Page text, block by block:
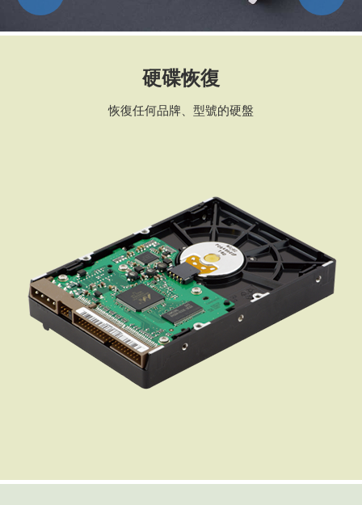
硬碟恢復
恢復任何品牌、型號的硬盤